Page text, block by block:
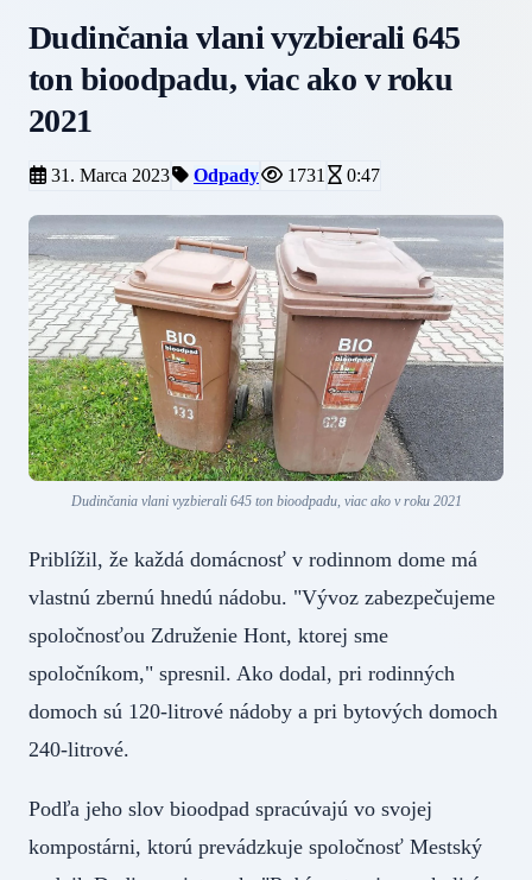
Dudinčania vlani vyzbierali 645
ton bioodpadu, viac ako v roku
2021
31. Marca 2023 Odpady 1731 0:47
Dudinčania vlani vyzbierali 645 ton bioodpadu, viac ako v roku 2021
Priblížil, že každá domácnosť v rodinnom dome má
vlastnú zbernú hnedú nádobu. "Vývoz zabezpečujeme
spoločnosťou Združenie Hont, ktorej sme
spoločníkom," spresnil. Ako dodal, pri rodinných
domoch sú 120-litrové nádoby a pri bytových domoch
240-litrové.
Podľa jeho slov bioodpad spracúvajú vo svojej
kompostárni, ktorú prevádzkuje spoločnosť Mestský